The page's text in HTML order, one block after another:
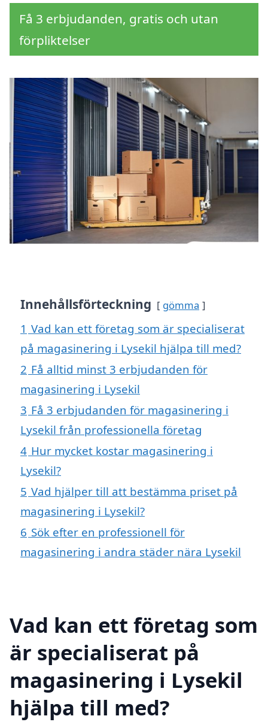
Få 3 erbjudanden, gratis och utan
förpliktelser
Innehållsförteckning gömma
1 Vad kan ett företag som är specialiserat
på magasinering i Lysekil hjälpa till med?
2 Få alltid minst 3 erbjudanden för
magasinering i Lysekil
3 Få 3 erbjudanden för magasinering i
Lysekil från professionella företag
4 Hur mycket kostar magasinering i
Lysekil?
5 Vad hjälper till att bestämma priset på
magasinering i Lysekil?
6 Sök efter en professionell för
magasinering i andra städer nära Lysekil
Vad kan ett företag som
är specialiserat på
magasinering i Lysekil
hjälpa till med?